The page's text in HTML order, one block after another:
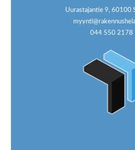
Uurastajantie 9, 60100
044 550 2178